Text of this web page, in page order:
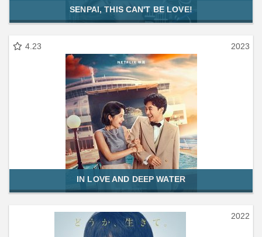
SENPAI, THIS CAN'T BE LOVE!
4.23 2023
IN LOVE AND DEEP WATER
2022